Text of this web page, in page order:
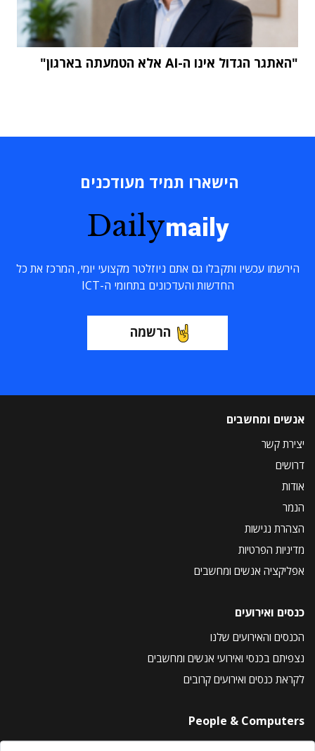
"האתגר הגדול אינו ה-AI אלא הטמעתה בארגון"
הישארו תמיד מעודכנים
Dailymaily
הירשמו עכשיו ותקבלו גם אתם ניוזלטר מקצועי יומי, המרכז את כל
החדשות והעדכונים בתחומי ה-ICT
הרשמה
אנשים ומחשבים
יצירת קשר
דרושים
אודות
הנמר
הצהרת נגישות
מדיניות הפרטיות
אפליקציה אנשים ומחשבים
כנסים ואירועים
הכנסים והאירועים שלנו
נצפיתם בכנסי ואירועי אנשים ומחשבים
לקראת כנסים ואירועים קרובים
People & Computers
About Us